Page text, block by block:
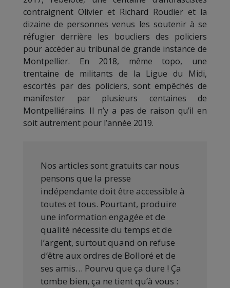
contraignent Olivier et Richard Roudier et la
dizaine de personnes venus les soutenir à se
réfugier derrière les boucliers des policiers
pour accéder au tribunal de grande instance de
Montpellier. En 2018, même topo, une
trentaine de militants de la Ligue du Midi,
escortés par des policiers, sont empêchés de
manifester par plusieurs centaines de
Montpelliérains. Il n’y a pas de raison qu’il en
soit autrement pour l’année 2019.
Nos articles sont gratuits car nous
pensons que la presse
indépendante doit être accessible à
toutes et tous. Pourtant, produire
une information engagée et de
qualité nécessite du temps et de
l’argent, surtout quand on refuse
d’être aux ordres de Bolloré et de
ses amis… Pourvu que ça dure ! Ça
tombe bien, ça ne tient qu’à vous :